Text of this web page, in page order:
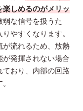
しめるのがメリッ
な信号を扱うた
やすくなります。
が流れるため、放熱
発揮されない場合
おり、内部の回路